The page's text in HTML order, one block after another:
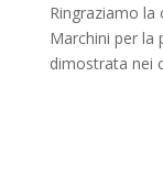
Ringraziamo la
Marchini per la
dimostrata nei